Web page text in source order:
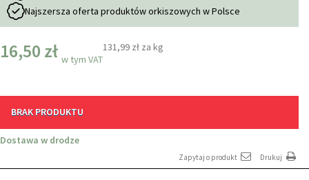
Najszersza oferta produktów orkiszowych w Polsce
16,50 zł w tym VAT
131,99 zł za kg
BRAK PRODUKTU
Dostawa w drodze
Zapytaj o produkt Drukuj